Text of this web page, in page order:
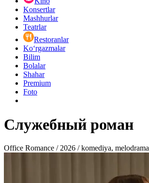
Konsertlar
Mashhurlar
Teatrlar
Restoranlar
Ko‘rgazmalar
Bilim
Bolalar
Shahar
Premium
Foto
Служебный роман
Office Romance / 2026 / komediya, melodrama